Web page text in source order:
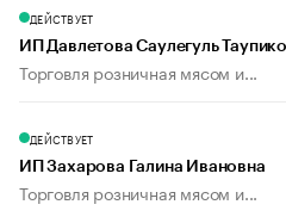
ДЕЙСТВУЕТ
ИП Давлетова Саулегуль
Торговля розничная мясом и...
ДЕЙСТВУЕТ
ИП Захарова Галина Ивановна
Торговля розничная мясом и...